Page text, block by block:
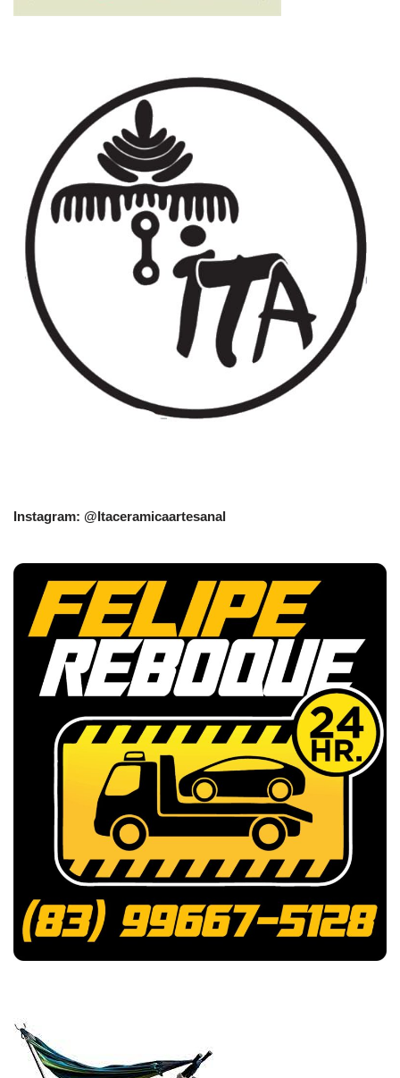
Instagram: @Itaceramicaartesanal